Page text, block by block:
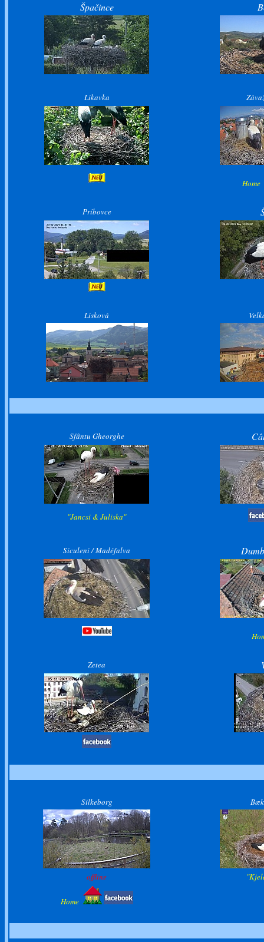
Špačince
Likavka Záva
Home
Príbovce
Lisková
Sfântu Gheorghe
"Jancsi & Juliska"
Siculeni / Madéfalva
Zetea
Silkeborg
offline
Home